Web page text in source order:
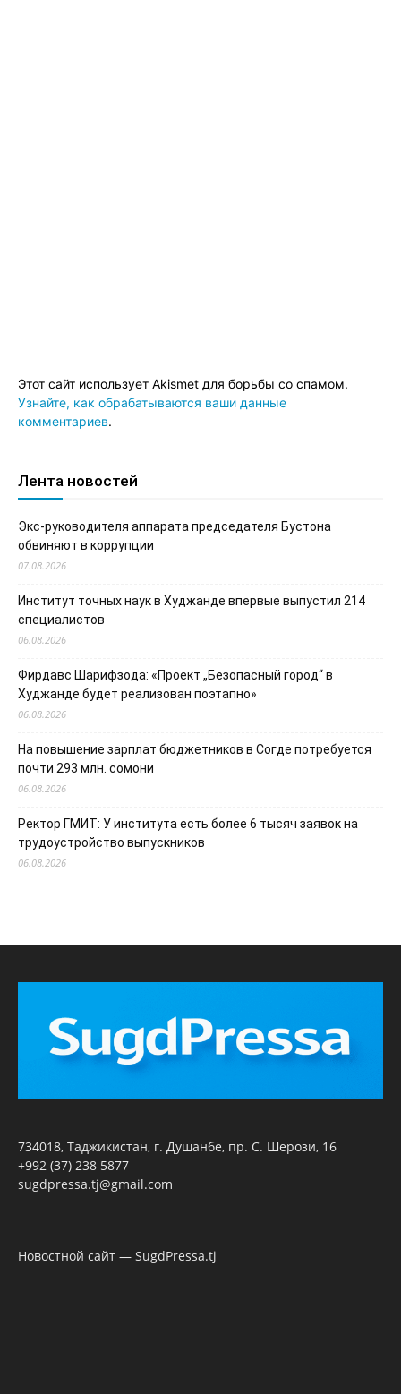
Этот сайт использует Akismet для борьбы со спамом.
Узнайте, как обрабатываются ваши данные
комментариев.
Лента новостей
Экс-руководителя аппарата председателя Бустона
обвиняют в коррупции
07.08.2026
Институт точных наук в Худжанде впервые выпустил 214
специалистов
06.08.2026
Фирдавс Шарифзода: «Проект „Безопасный город“ в
Худжанде будет реализован поэтапно»
06.08.2026
На повышение зарплат бюджетников в Согде потребуется
почти 293 млн. сомони
06.08.2026
Ректор ГМИТ: У института есть более 6 тысяч заявок на
трудоустройство выпускников
06.08.2026
734018, Таджикистан, г. Душанбе, пр. С. Шерози, 16
+992 (37) 238 5877
sugdpressa.tj@gmail.com
Новостной сайт — SugdPressa.tj